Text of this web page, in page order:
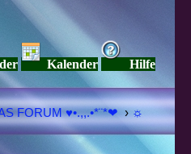
Kalender Hilfe
FORUM ♥•.,,.•*¨*❤› ☼